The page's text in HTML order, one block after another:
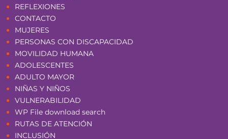
REFLEXIONES
CONTACTO
MUJERES
PERSONAS CON DISCAPACIDAD
MOVILIDAD HUMANA
ADOLESCENTES
ADULTO MAYOR
NIÑAS Y NIÑOS
VULNERABILIDAD
WP File download search
RUTAS DE ATENCIÓN
INCLUSIÓN